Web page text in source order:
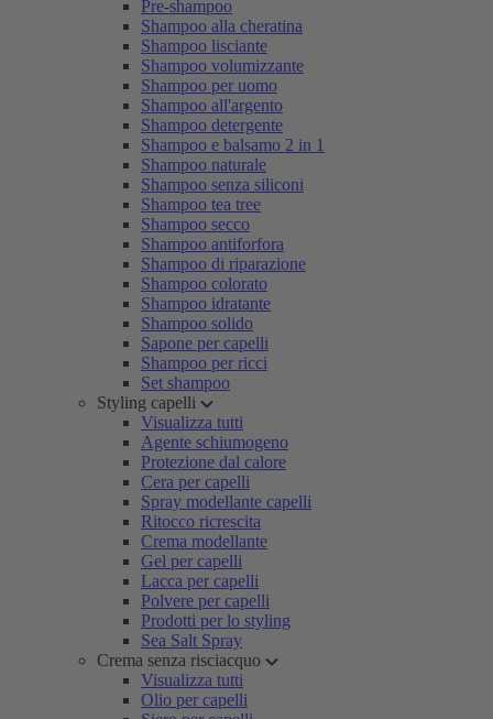
Pre-shampoo
Shampoo alla cheratina
Shampoo lisciante
Shampoo volumizzante
Shampoo per uomo
Shampoo all'argento
Shampoo detergente
Shampoo e balsamo 2 in 1
Shampoo naturale
Shampoo senza siliconi
Shampoo tea tree
Shampoo secco
Shampoo antiforfora
Shampoo di riparazione
Shampoo colorato
Shampoo idratante
Shampoo solido
Sapone per capelli
Shampoo per ricci
Set shampoo
Styling capelli
Visualizza tutti
Agente schiumogeno
Protezione dal calore
Cera per capelli
Spray modellante capelli
Ritocco ricrescita
Crema modellante
Gel per capelli
Lacca per capelli
Polvere per capelli
Prodotti per lo styling
Sea Salt Spray
Crema senza risciacquo
Visualizza tutti
Olio per capelli